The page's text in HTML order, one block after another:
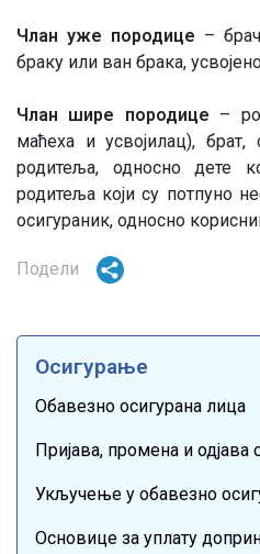
Члан уже породице –
браку или ван брака,
Члан шире породице –
маћеха и усвојилац),
родитеља, односно дете
родитеља који су потпуно
осигураник, односно
Подели
Осигурање
Обавезно осигурана лица
Пријава, промена и одјава
Укључење у обавезно
Основице за уплату